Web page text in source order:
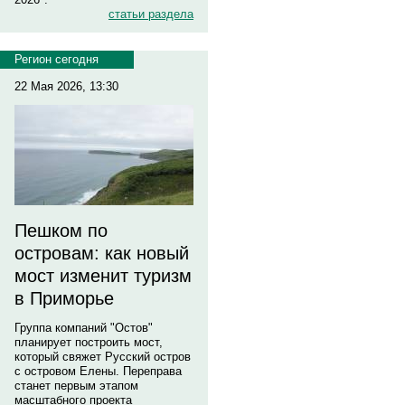
статьи раздела
Регион сегодня
22 Мая 2026, 13:30
Пешком по
островам: как новый
мост изменит туризм
в Приморье
Группа компаний "Остов"
планирует построить мост,
который свяжет Русский остров
с островом Елены. Переправа
станет первым этапом
масштабного проекта